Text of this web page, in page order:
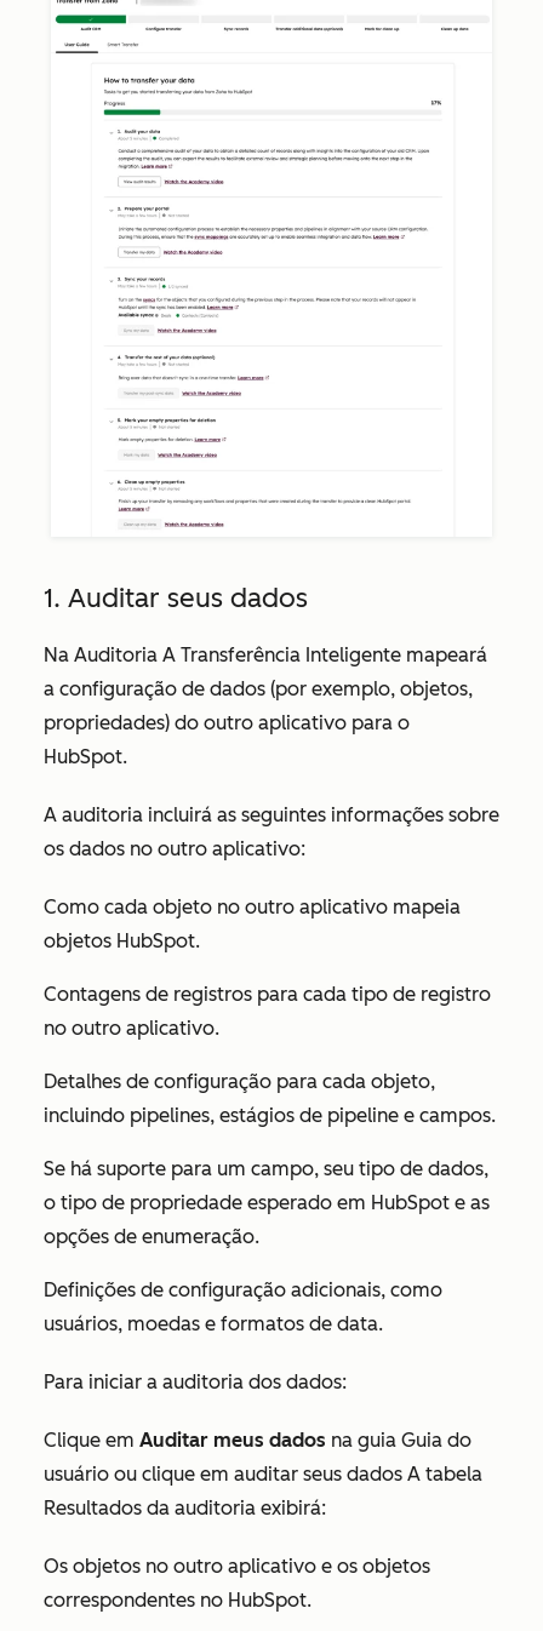
1. Auditar seus dados
Na Auditoria A Transferência Inteligente mapeará
a configuração de dados (por exemplo, objetos,
propriedades) do outro aplicativo para o
HubSpot.
A auditoria incluirá as seguintes informações sobre
os dados no outro aplicativo:
Como cada objeto no outro aplicativo mapeia
objetos HubSpot.
Contagens de registros para cada tipo de registro
no outro aplicativo.
Detalhes de configuração para cada objeto,
incluindo pipelines, estágios de pipeline e campos.
Se há suporte para um campo, seu tipo de dados,
o tipo de propriedade esperado em HubSpot e as
opções de enumeração.
Definições de configuração adicionais, como
usuários, moedas e formatos de data.
Para iniciar a auditoria dos dados:
Clique em Auditar meus dados na guia Guia do
usuário ou clique em auditar seus dados A tabela
Resultados da auditoria exibirá:
Os objetos no outro aplicativo e os objetos
correspondentes no HubSpot.